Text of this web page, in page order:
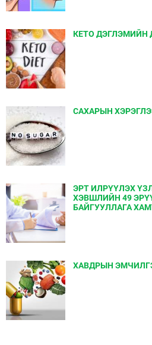
КЕТО ДЭГЛЭМИЙН
САХАРЫН
ЭРТ ИЛРҮҮЛЭХ
ХЭВШЛИЙН 49
БАЙГУУЛЛАГА
ХАВДРЫН